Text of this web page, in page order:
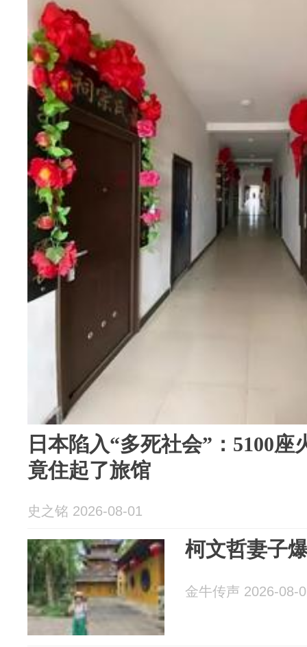
日本陷入“多死社会”：5100
竟住起了旅馆
史之铭 2026-08-01
柯文哲妻子
金牛传声 2026-08-